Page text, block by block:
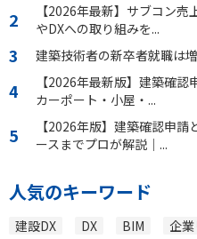
【2026年最新】サブコン
やDXへの取り組みを...
建築技術者の新卒者就職は
【2026年最新版】建築確
カーポート・小屋・...
【2026年版】建築確認申
ースまでプロが解説｜...
人気のキーワード
建設DX DX BIM 企業